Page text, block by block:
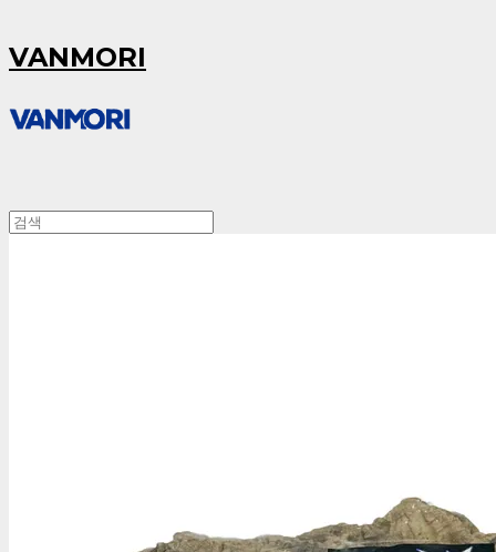
VANMORI